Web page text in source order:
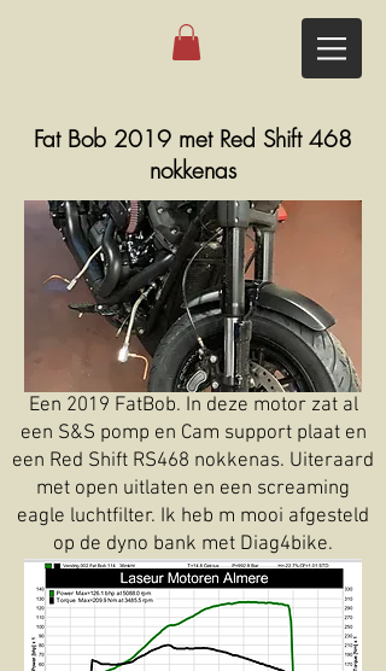
Fat Bob 2019 met Red Shift 468
nokkenas
Een 2019 FatBob. In deze motor zat al
een S&S pomp en Cam support plaat en
een Red Shift RS468 nokkenas. Uiteraard
met open uitlaten en een screaming
eagle luchtfilter. Ik heb m mooi afgesteld
op de dyno bank met Diag4bike.